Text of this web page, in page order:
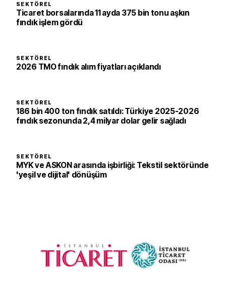
SEKTÖREL
Ticaret borsalarında 11 ayda 375 bin tonu aşkın
fındık işlem gördü
SEKTÖREL
2026 TMO fındık alım fiyatları açıklandı
SEKTÖREL
186 bin 400 ton fındık satıldı: Türkiye 2025-2026
fındık sezonunda 2,4 milyar dolar gelir sağladı
SEKTÖREL
MYK ve ASKON arasında işbirliği: Tekstil sektöründe
'yeşil ve dijital' dönüşüm